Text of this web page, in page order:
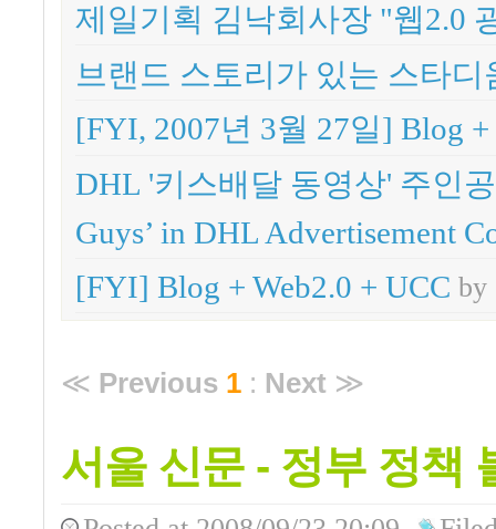
제일기획 김낙회사장 "웹2.0
브랜드 스토리가 있는 스타디
[FYI, 2007년 3월 27일] Blog +
DHL '키스배달 동영상' 주인
Guys’ in DHL Advertisement
[FYI] Blog + Web2.0 + UCC by
≪ Previous 1 : Next ≫
서울 신문 - 정부 정책